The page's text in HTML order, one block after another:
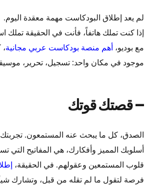
لم يعد إطلاق البودكاست مهمة معقدة اليوم.
إذا كنت تملك هاتفاً، فأنت في الحقيقة تملك
مع بوديو، أهم منصة بودكاست عربي مجانية
موجود في مكان واحد: تسجيل، تحرير،
– قصتك قوتك
الصدق، كل ما يبحث عنه المستمعون.
أسلوبك المميز وأفكارك، هي المفاتيح
قلوب المستمعين وعقولهم. في الحقيقة،
فرصة لتقول ما لم تقله من قبل، وتشارك